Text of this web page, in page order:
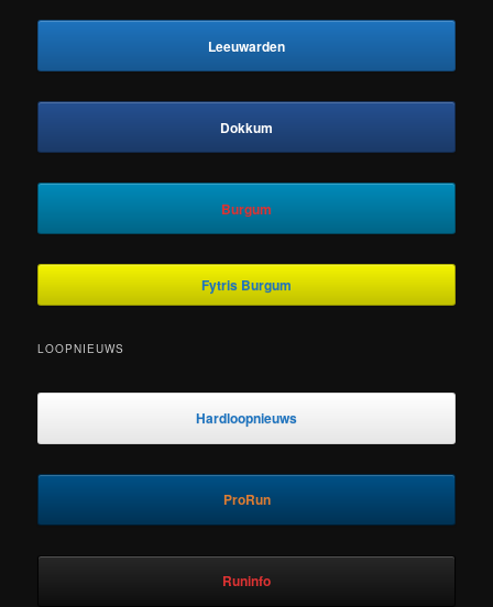
Leeuwarden
Dokkum
Burgum
Fytris Burgum
LOOPNIEUWS
Hardloopnieuws
ProRun
Runinfo